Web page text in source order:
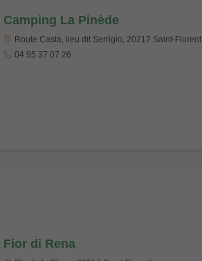
Camping La Pinède
Route Casta, lieu dit Serrigio, 20217 Saint-Florent
04 95 37 07 26
Fior di Rena